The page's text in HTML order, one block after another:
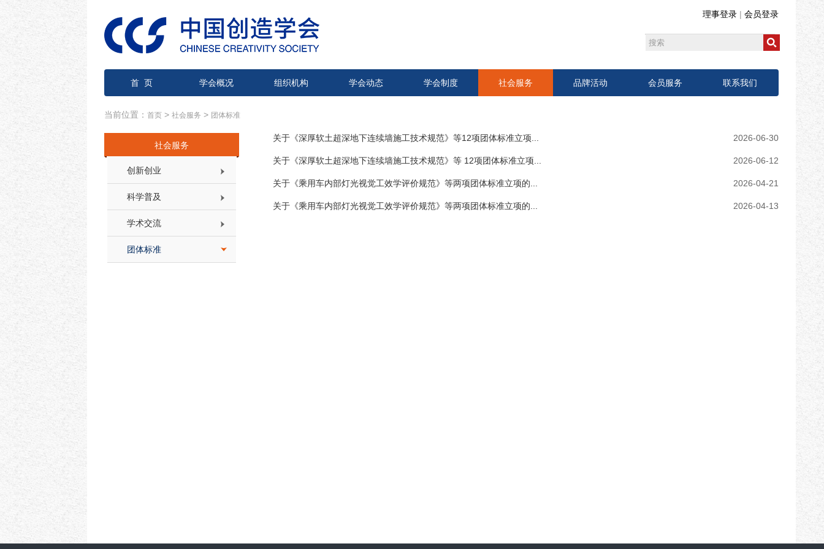
理事登录 | 会员登录
首 页 学会概况 组织机构 学会动态 学会制度 社会服务 品牌活动 会员服务 联系我们
当前位置： 首页 > 社会服务 > 团体标准
社会服务
创新创业
科学普及
学术交流
团体标准
关于《深厚软土超深地下连续墙施工技术规范》等12项团体标准立项... 2026-06-30
关于《深厚软土超深地下连续墙施工技术规范》等 12项团体标准立项... 2026-06-12
关于《乘用车内部灯光视觉工效学评价规范》等两项团体标准立项的... 2026-04-21
关于《乘用车内部灯光视觉工效学评价规范》等两项团体标准立项的... 2026-04-13